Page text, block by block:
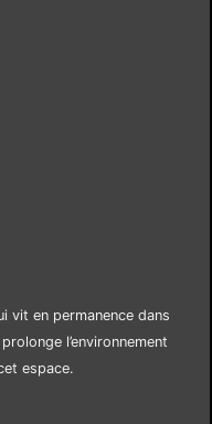
vit en permanence dans
l’environnement
espace.